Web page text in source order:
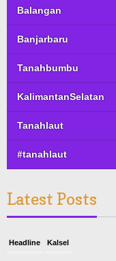
Balangan
Banjarbaru
Tanahbumbu
KalimantanSelatan
Tanahlaut
#tanahlaut
Latest Posts
Headline Kalsel